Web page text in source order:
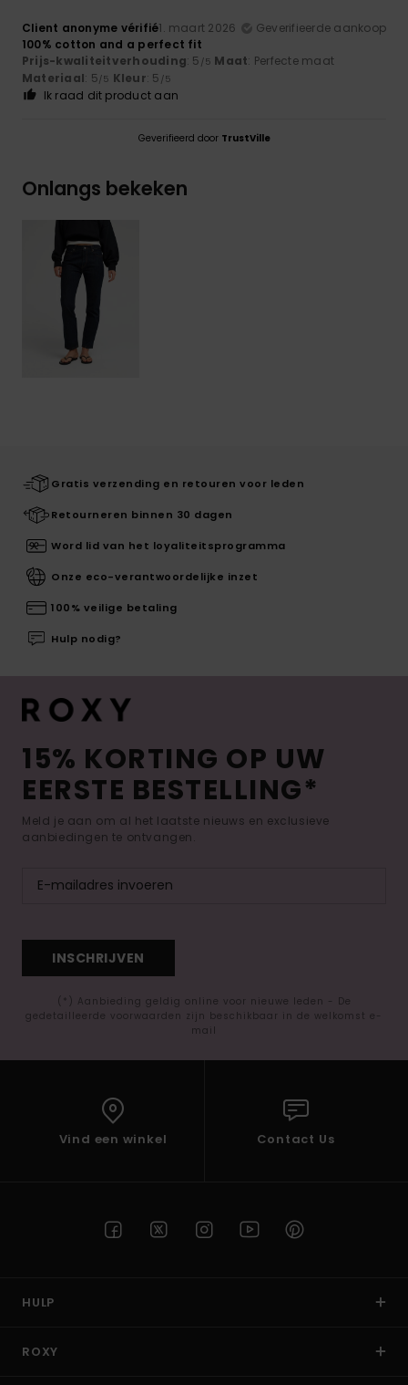
Client anonyme vérifié1. maart 2026
Geverifieerde aankoop
100% cotton and a perfect fit
Prijs-kwaliteitverhouding: 5 /5 Maat: Perfecte maat
Materiaal: 5/5 Kleur: 5 /5
Ik raad dit product aan
Geverifieerd door TrustVille
Onlangs bekeken
Gratis verzending en retouren voor leden
Retourneren binnen 30 dagen
Word lid van het loyaliteitsprogramma
Onze eco-verantwoordelijke inzet
100% veilige betaling
Hulp nodig?
15% KORTING OP UW
EERSTE BESTELLING*
Meld je aan om al het laatste nieuws en exclusieve
aanbiedingen te ontvangen.
INSCHRIJVEN
(*) Aanbieding geldig online voor nieuwe leden - De
gedetailleerde voorwaarden zijn beschikbaar in de welkomst e-
mail
Vind een winkel Contact Us
HULP
ROXY